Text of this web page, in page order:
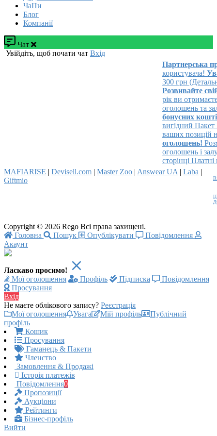
ЧаПи
Блог
Компанії
Чат
Увійдіть, щоб почати чат Вхід
Партнерська
користувача!
300 грн
Розвивайте свій
рік ви
оголошень та
бонусних
вигідний Пакет
ваших позицій на
оголошень!
оголошень і
сторінці Платні
MAFIARISE | Devisell.com | Master Zoo | Answear UA | Laba |
Giftmio
Copyright © 2026 Rego Всі права захищені.
Головна
Пошук Опублікувати
Повідомлення
Акаунт
Ласкаво просимо!
Мої оголошення
Профіль Підписка
Повідомлення
Просування
Вхід
Не маєте облікового запису? Реєстрація
Мої оголошення
Увага Мій профіль
Публічний
профіль
Кошик
Просування
Гаманець & Пакети
Членство
Замовлення & Продажі
Історія платежів
Повідомлення0
Пропозиції
Аукціони
Рейтинги
Бізнес-профіль
Вийти